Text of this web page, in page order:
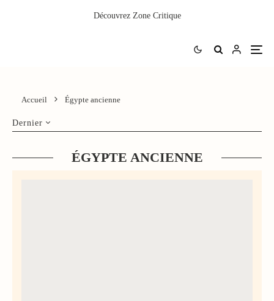
Découvrez Zone Critique
Accueil Égypte ancienne
Dernier
ÉGYPTE ANCIENNE